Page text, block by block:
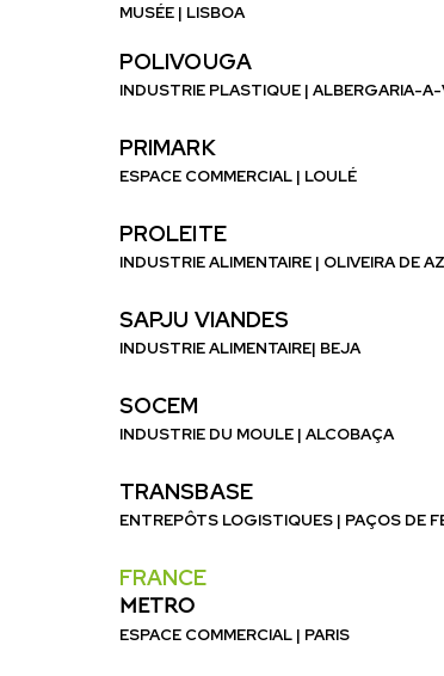
MUSÉE | LISBOA
POLIVOUGA
INDUSTRIE PLASTIQUE | ALBERGARIA-
PRIMARK
ESPACE COMMERCIAL | LOULÉ
PROLEITE
INDUSTRIE ALIMENTAIRE | OLIVEIRA DE
SAPJU VIANDES
INDUSTRIE ALIMENTAIRE| BEJA
SOCEM
INDUSTRIE DU MOULE | ALCOBAÇA
TRANSBASE
ENTREPÔTS LOGISTIQUES | PAÇOS DE
FRANCE
METRO
ESPACE COMMERCIAL | PARIS